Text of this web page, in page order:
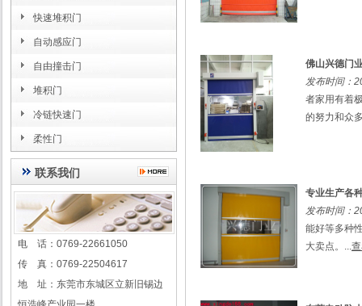
快速堆积门
自动感应门
自由撞击门
堆积门
冷链快速门
柔性门
联系我们
电 话：0769-22661050
传 真：0769-22504617
地 址：东莞市东城区立新旧锡边
佛山兴德门
发布时间：
者家用有着
的努力和众
专业生产各
发布时间：
能好等多种
大卖点。...